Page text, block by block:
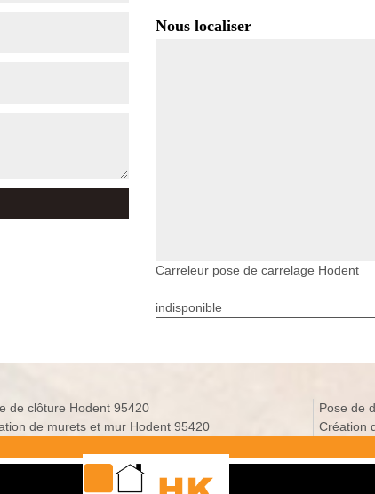
Nous localiser
Carreleur pose de carrelage Hodent
indisponible
de clôture Hodent 95420
de murets et mur Hodent 95420
Pose de
Création